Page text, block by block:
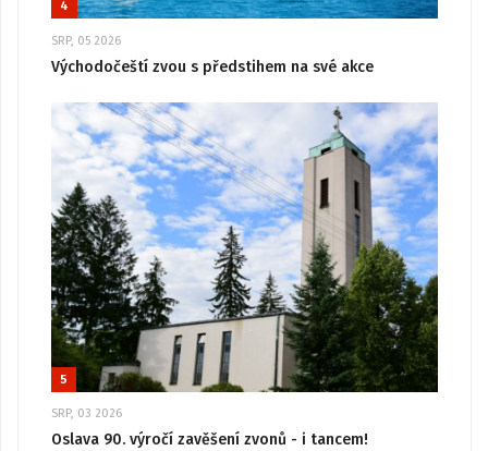
4
SRP, 05 2026
Východočeští zvou s předstihem na své akce
5
SRP, 03 2026
Oslava 90. výročí zavěšení zvonů - i tancem!